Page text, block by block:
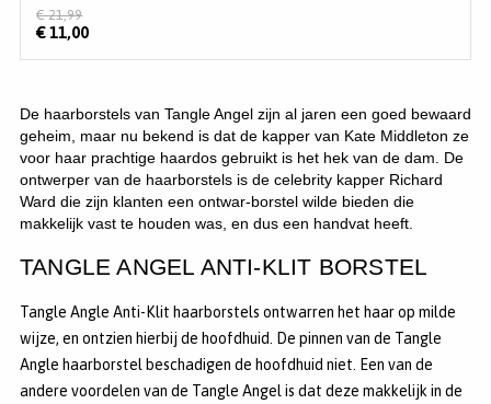
€ 11,00
€ 21,99
De haarborstels van Tangle Angel zijn al jaren een goed bewaard
geheim, maar nu bekend is dat de kapper van Kate Middleton ze
voor haar prachtige haardos gebruikt is het hek van de dam. De
ontwerper van de haarborstels is de celebrity kapper Richard
Ward die zijn klanten een ontwar-borstel wilde bieden die
makkelijk vast te houden was, en dus een handvat heeft.
TANGLE ANGEL ANTI-KLIT BORSTEL
Tangle Angle Anti-Klit haarborstels ontwarren het haar op milde
wijze, en ontzien hierbij de hoofdhuid. De pinnen van de Tangle
Angle haarborstel beschadigen de hoofdhuid niet. Een van de
andere voordelen van de Tangle Angel is dat deze makkelijk in de